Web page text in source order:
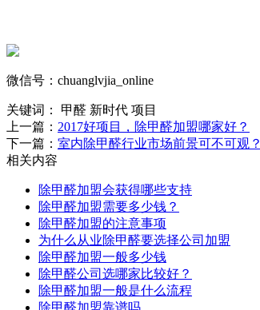
微信号：chuanglvjia_online
关键词： 甲醛 新时代 项目
上一篇： 2017好项目，除甲醛加盟哪家好？
下一篇： 室内除甲醛行业市场前景可不可观？
相关内容
除甲醛加盟会获得哪些支持
除甲醛加盟需要多少钱？
除甲醛加盟的注意事项
为什么从业除甲醛要选择公司加盟
除甲醛加盟一般多少钱
除甲醛公司选哪家比较好？
除甲醛加盟一般是什么流程
除甲醛加盟靠谱吗